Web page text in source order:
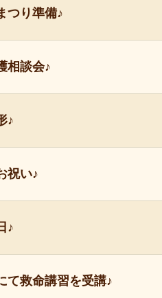
つり準備♪
相談会♪
♪
祝い♪
♪
て救命講習を受講♪